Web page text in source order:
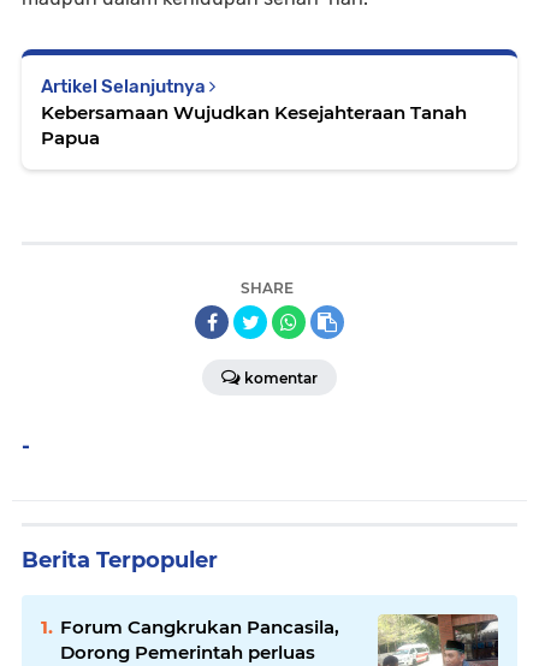
Artikel Selanjutnya
Kebersamaan Wujudkan Kesejahteraan Tanah
Papua
SHARE
komentar
-
Berita Terpopuler
Forum Cangkrukan Pancasila,
Dorong Pemerintah perluas